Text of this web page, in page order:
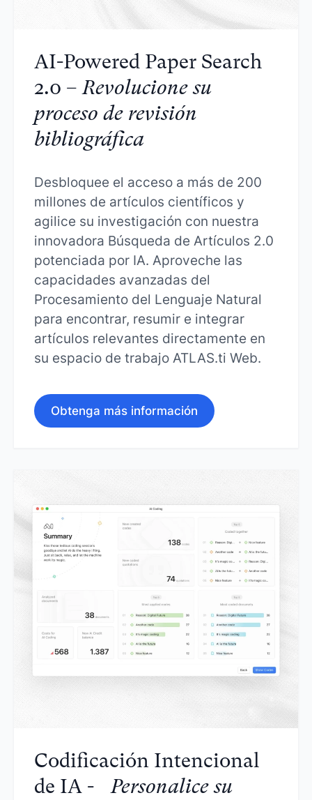
AI-Powered Paper Search
2.0 –Revolucione su
proceso de revisión
bibliográfica
Desbloquee el acceso a más de 200
millones de artículos científicos y
agilice su investigación con nuestra
innovadora Búsqueda de Artículos 2.0
potenciada por IA. Aproveche las
capacidades avanzadas del
Procesamiento del Lenguaje Natural
para encontrar, resumir e integrar
artículos relevantes directamente en
su espacio de trabajo ATLAS.ti Web.
Obtenga más información
Codificación Intencional
de IA -
Personalice su